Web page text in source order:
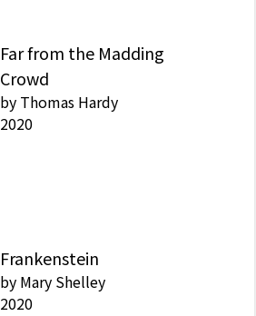
Far from the Madding
Crowd
by Thomas Hardy
2020
Frankenstein
by Mary Shelley
2020